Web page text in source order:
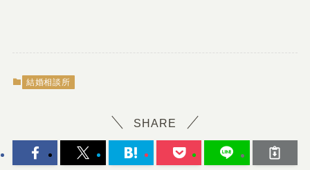
結婚相談所
SHARE